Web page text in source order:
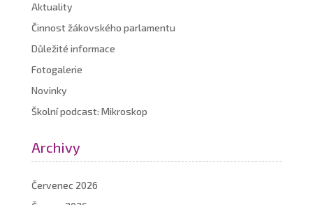
Aktuality
Činnost žákovského parlamentu
Důležité informace
Fotogalerie
Novinky
Školní podcast: Mikroskop
Archivy
Červenec 2026